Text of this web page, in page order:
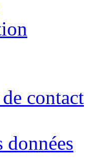
contact
données